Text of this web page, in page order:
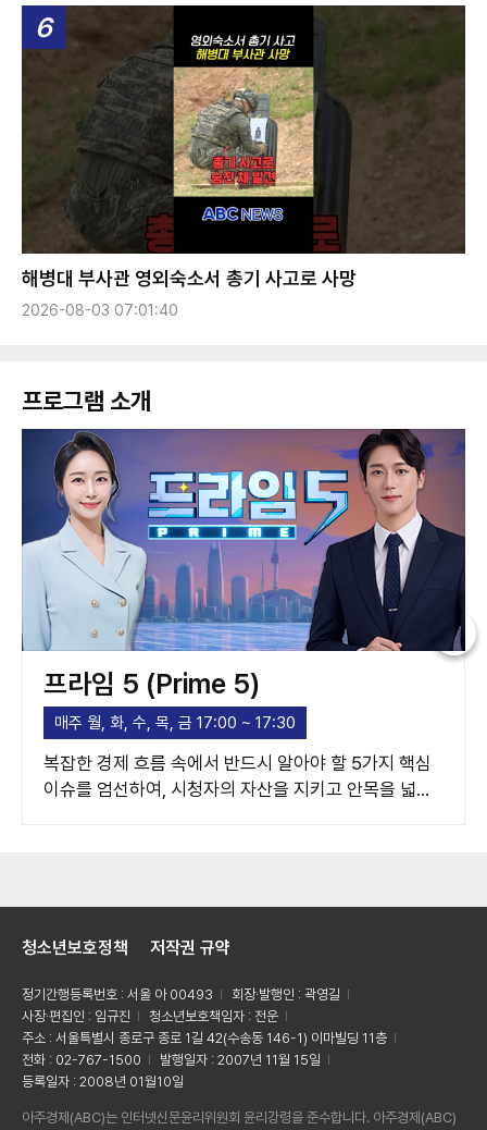
6
해병대 부사관 영외숙소서 총기 사고로 사망
2026-08-03 07:01:40
프로그램 소개
프라임 5 (Prime 5)
매주 월, 화, 수, 목, 금 17:00 ~ 17:30
복잡한 경제 흐름 속에서 반드시 알아야 할 5가지 핵심
이슈를 엄선하여, 시청자의 자산을 지키고 안목을 넓혀
청소년보호정책 저작권 규약
정기간행등록번호 : 서울 아 00493
회장·발행인 : 곽영길
사장·편집인 : 임규진
청소년보호책임자 : 전운
주소 : 서울특별시 종로구 종로 1길 42(수송동 146-1) 이마빌딩 11층
전화 : 02-767-1500
발행일자 : 2007년 11월 15일
등록일자 : 2008년 01월10일
아주경제(ABC)는 인터넷신문윤리위원회 윤리강령을 준수합니다. 아주경제(ABC)